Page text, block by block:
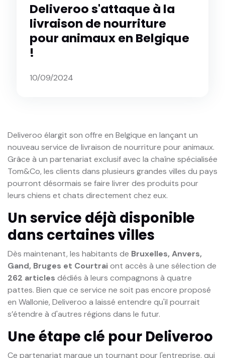
Deliveroo s'attaque à la
livraison de nourriture
pour animaux en Belgique
!
10/09/2024
Deliveroo élargit son offre en Belgique en lançant un
nouveau service de livraison de nourriture pour animaux.
Grâce à un partenariat exclusif avec la chaîne spécialisée
Tom&Co, les clients dans plusieurs grandes villes du pays
pourront désormais se faire livrer des produits pour
leurs chiens et chats directement chez eux.
Un service déjà disponible
dans certaines villes
Dès maintenant, les habitants de Bruxelles, Anvers,
Gand, Bruges et Courtraiont accès à une sélection de
262 articles dédiés à leurs compagnons à quatre
pattes. Bien que ce service ne soit pas encore proposé
en Wallonie, Deliveroo a laissé entendre qu'il pourrait
s’étendre à d'autres régions dans le futur.
Une étape clé pour Deliveroo
Ce partenariat marque un tournant pour l'entreprise, qui